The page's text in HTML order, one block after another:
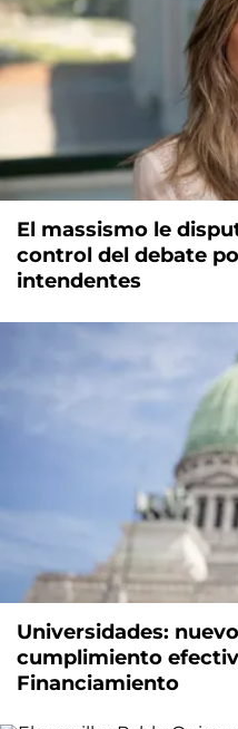
El massismo le
control del debate
intendentes
Universidades:
cumplimiento
Financiamiento